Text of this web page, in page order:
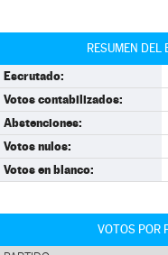
RESUMEN DEL
Escrutado:
Votos contabilizados:
Abstenciones:
Votos nulos:
Votos en blanco:
VOTOS POR